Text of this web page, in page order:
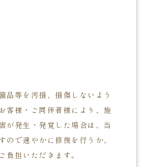
品等を汚損、損傷しないよう
客様・ご同伴者様により、施
が発生・発覚した場合は、当
ので速やかに修復を行うか、
負担いただきます。